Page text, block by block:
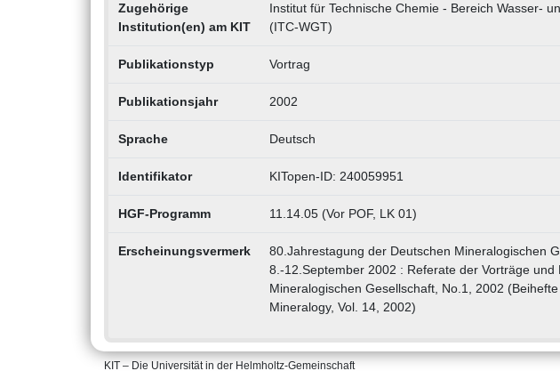
Zugehörige
Institution(en) am KIT
Institut für Technische Chemie - Bereich Wasser-
(ITC-WGT)
Publikationstyp Vortrag
Publikationsjahr 2002
Sprache Deutsch
Identifikator KITopen-ID: 240059951
HGF-Programm 11.14.05 (Vor POF, LK 01)
Erscheinungsvermerk
80.Jahrestagung der Deutschen Mineralogischen
8.-12.September 2002 : Referate der Vorträge und
Mineralogischen Gesellschaft, No.1, 2002
Mineralogy, Vol. 14, 2002)
KIT – Die Universität in der Helmholtz-Gemeinschaft